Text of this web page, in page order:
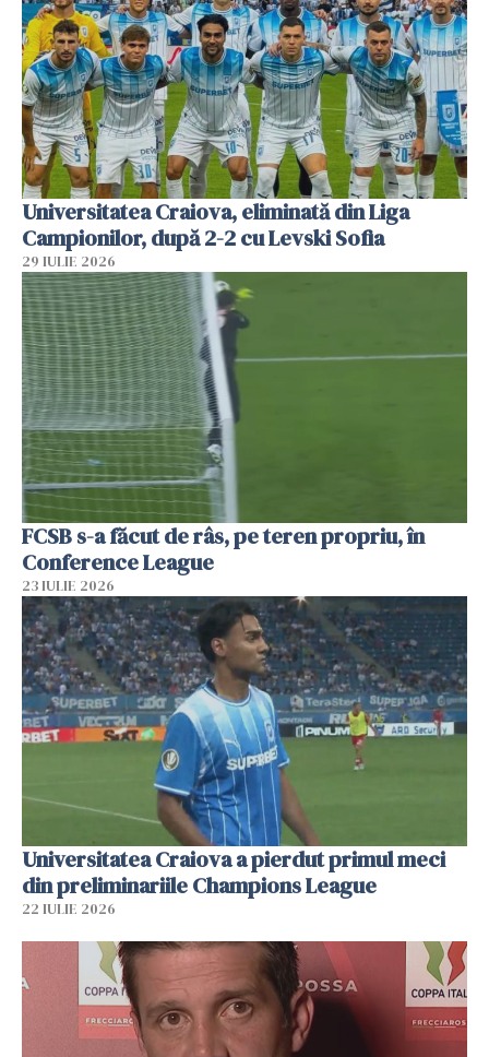
Universitatea Craiova, eliminată din Liga
Campionilor, după 2-2 cu Levski Sofia
29 IULIE 2026
FCSB s-a făcut de râs, pe teren propriu, în
Conference League
23 IULIE 2026
Universitatea Craiova a pierdut primul meci
din preliminariile Champions League
22 IULIE 2026